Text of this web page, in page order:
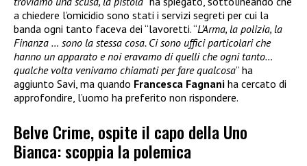
a chiedere l’omicidio sono stati i servizi segreti per cui la
banda ogni tanto faceva dei “lavoretti. “L’Arma, la polizia, la
Finanza … sono la stessa cosa. Ci sono uffici particolari che
hanno un apparato e noi eravamo di quelli che ogni tanto…
qualche volta venivamo chiamati per fare qualcosa” ha
aggiunto Savi, ma quando Francesca Fagnani ha cercato di
approfondire, l’uomo ha preferito non rispondere.
Belve Crime, ospite il capo della Uno
Bianca: scoppia la polemica